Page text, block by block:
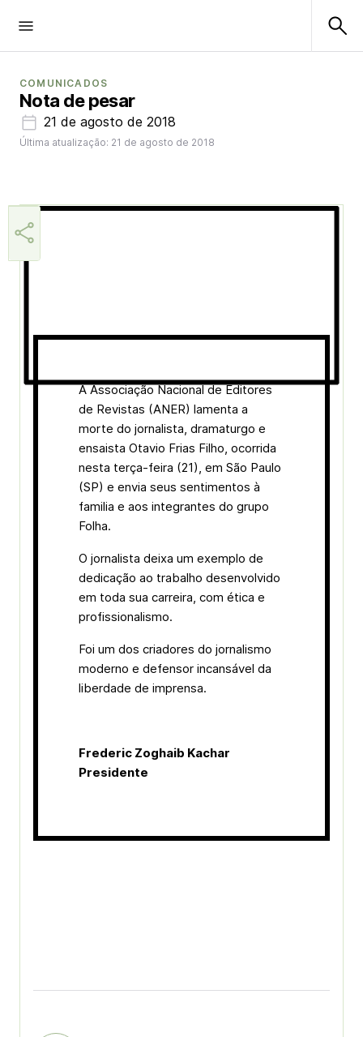
COMUNICADOS
Nota de pesar
21 de agosto de 2018
Última atualização: 21 de agosto de 2018
A Associação Nacional de Editores
de Revistas (ANER) lamenta a
morte do jornalista, dramaturgo e
ensaista Otavio Frias Filho, ocorrida
nesta terça-feira (21), em São Paulo
(SP) e envia seus sentimentos à
familia e aos integrantes do grupo
Folha.
O jornalista deixa um exemplo de
dedicação ao trabalho desenvolvido
em toda sua carreira, com ética e
profissionalismo.
Foi um dos criadores do jornalismo
moderno e defensor incansável da
liberdade de imprensa.
Frederic Zoghaib Kachar
Presidente